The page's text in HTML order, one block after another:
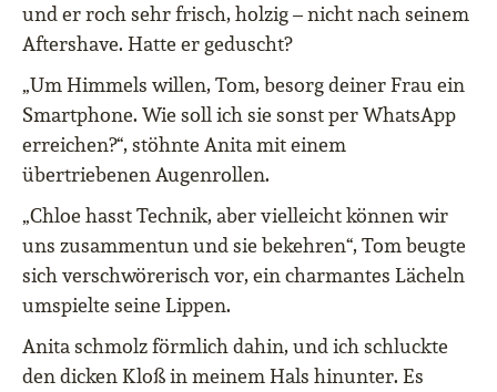
und er roch sehr frisch, holzig – nicht nach seinem
Aftershave. Hatte er geduscht?
„Um Himmels willen, Tom, besorg deiner Frau ein
Smartphone. Wie soll ich sie sonst per WhatsApp
erreichen?“, stöhnte Anita mit einem
übertriebenen Augenrollen.
„Chloe hasst Technik, aber vielleicht können wir
uns zusammentun und sie bekehren“, Tom beugte
sich verschwörerisch vor, ein charmantes Lächeln
umspielte seine Lippen.
Anita schmolz förmlich dahin, und ich schluckte
den dicken Kloß in meinem Hals hinunter. Es